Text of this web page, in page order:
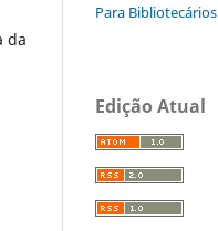
da
Para Bibliotecários
Edição Atual